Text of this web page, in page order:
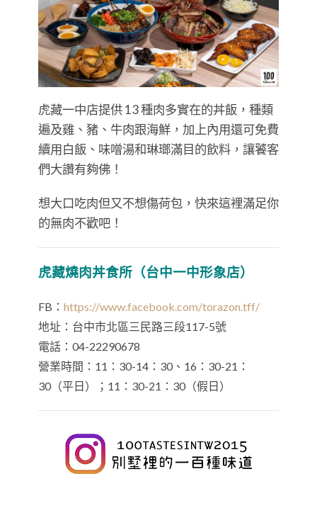
虎藏一中店提供 13 種肉多實在的丼飯，種類
遍及雞、豬、牛肉跟海鮮，加上內用還可免費
續用白飯、味噌湯和琳瑯滿目的飲料，讓饕客
們大讚有夠佛！
想大口吃肉但又不想傷荷包，快來這裡滿足你
的無肉不歡吧！
虎藏燒肉丼食所（台中一中形象店）
FB： https://www.facebook.com/torazon.tff/
地址：台中市北區三民路三段117-5號
電話：04-22290678
營業時間：11：30-14：30、16：30-21：
30（平日）；11：30-21：30（假日）